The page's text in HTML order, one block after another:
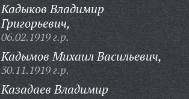
Кадыков Владимир
Григорьевич,
06.02.1919 г.р.
Кадымов Михаил Васильевич,
30.11.1919 г.р.
Казадаев Владимир